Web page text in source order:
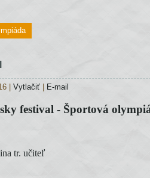
Vytlačiť E-mail
festival - Športová
tr. učiteľ